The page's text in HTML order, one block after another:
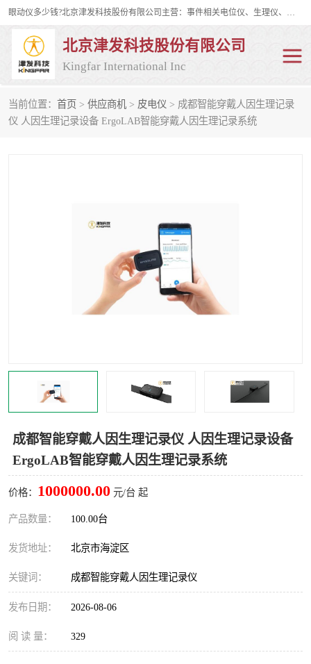
眼动仪多少钱?北京津发科技股份有限公司主营：事件相关电位仪、生理仪、肌电仪、脑电仪、皮电仪、眼动仪；是国家级高新技术企业、科技部认定的科技型中小企业和中关村高新技术企业，具备保密资格，具备自主进出口经营权；自主研发技术、产品与服务荣获多项省部级科学技术奖励、国家发明专利、国家软件著作权和省部级新技术新产品（服务）认证。
北京津发科技股份有限公司
Kingfar International Inc
当前位置： 首页 > 供应商机 > 皮电仪 > 成都智能穿戴人因生理记录
仪 人因生理记录设备 ErgoLAB智能穿戴人因生理记录系统
成都智能穿戴人因生理记录仪 人因生理记录设备
ErgoLAB智能穿戴人因生理记录系统
价格： 1000000.00 元/台 起
产品数量： 100.00台
发货地址： 北京市海淀区
关键词： 成都智能穿戴人因生理记录仪
发布日期： 2026-08-06
阅 读 量： 329
皮电仪 脑电仪
行为观察与表情分析 动作捕捉与生物力学
人机交互实验室
神经营销与消费行为实验 车俩与驾驶模拟